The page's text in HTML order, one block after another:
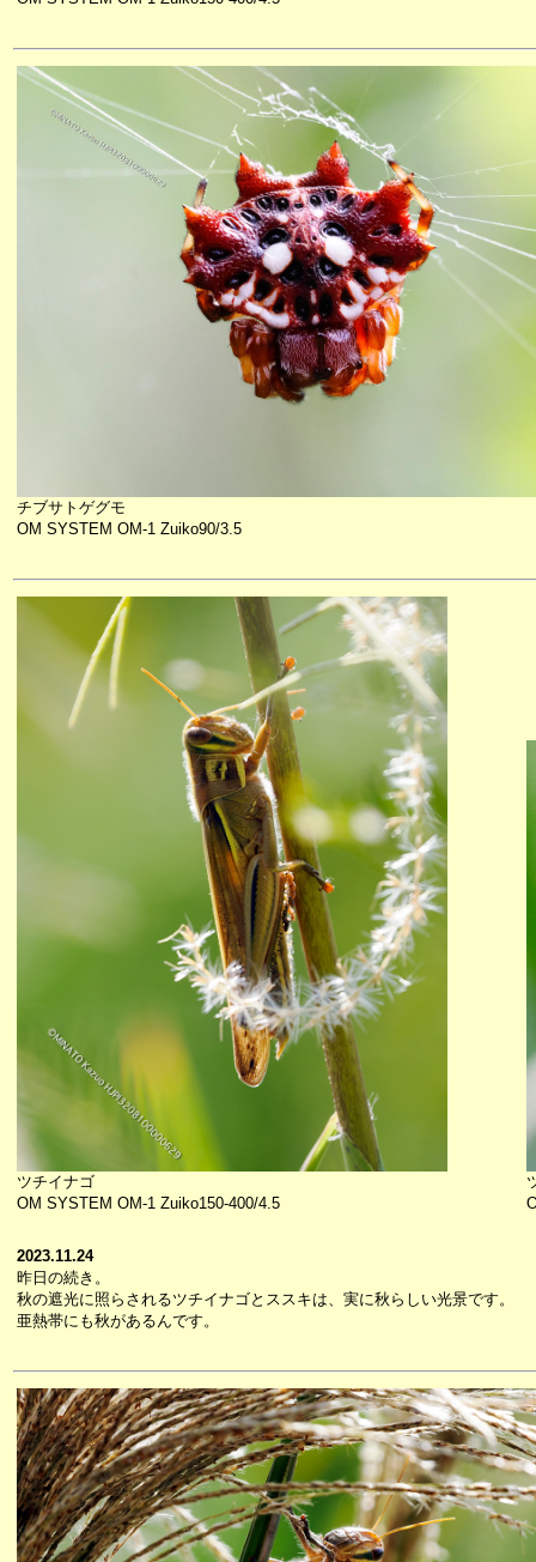
チブサトゲグモ
OM SYSTEM OM-1 Zuiko90/3.5
ツチイナゴ
OM SYSTEM OM-1 Zuiko150-400/4.5
2023.11.24
昨日の続き。
秋の遮光に照らされるツチイナゴとススキは、実に秋らしい光景です。
亜熱帯にも秋があるんです。